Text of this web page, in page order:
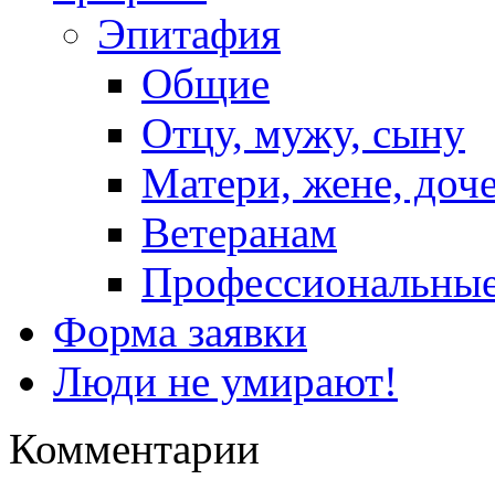
Эпитафия
Общие
Отцу, мужу, сыну
Матери, жене,
Ветеранам
Форма заявки
Люди не умирают!
Комментарии